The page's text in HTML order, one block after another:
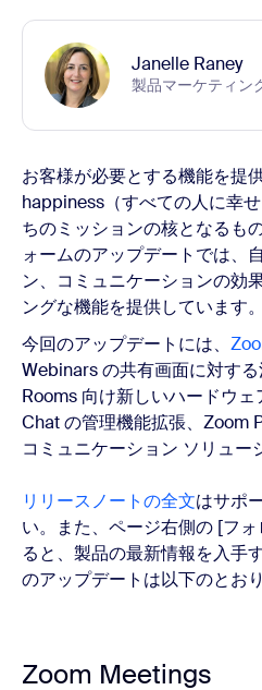
Janelle Raney
製品マーケティン
お客様が必要とする機能を提
happiness（すべての人に幸
ちのミッションの核となるも
ォームのアップデートでは、
ン、コミュニケーションの効
ングな機能を提供しています。
今回のアップデートには、
Webinars の共有画面に対す
Rooms 向け新しいハードウ
Chat の管理機能拡張、Zoom
コミュニケーション ソリュー
リリースノートの全文はサポ
い。また、ページ右側の [フ
ると、製品の最新情報を入手
のアップデートは以下のとおり
Zoom Meetings